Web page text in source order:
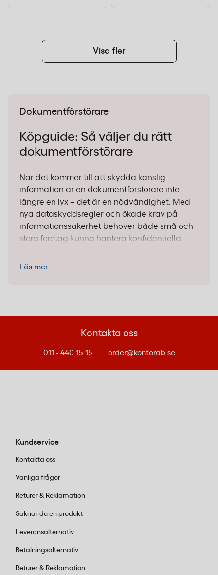
Visa fler
Dokumentförstörare
Köpguide: Så väljer du rätt
dokumentförstörare
När det kommer till att skydda känslig
information är en dokumentförstörare inte
längre en lyx – det är en nödvändighet. Med
nya dataskyddsregler och ökade krav på
informationssäkerhet behöver både små och
stora företag kunna hantera konfidentiella
har över 40 dokumentförstörare i lager, och vi
Alla dokumentförstörare är inte skapade lika.
standarder att följa.
vardagsdokument som inte behöver
högsta skydd.
för företag. Här skärs pappret både längs
och tvärs, vilket ger små partiklar som är
för dokument med personuppgifter eller
intern affärsinformation. Märken som
modeller.
P-5 (mikrostrimling):
Läs mer
Kontakta oss
011 - 440 15 15 order@kontorab.se
Kundservice
Kontakta oss
Vanliga frågor
Returer & Reklamation
Saknar du en produkt
Leveransalternativ
Betalningsalternativ
Returer & Reklamation